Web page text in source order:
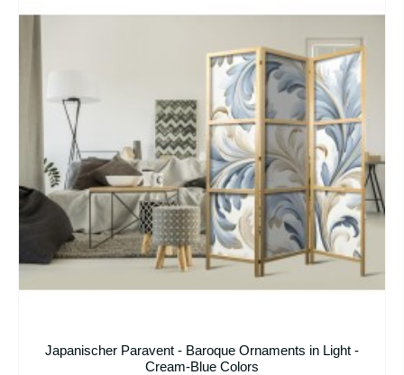
Japanischer Paravent - Baroque Ornaments in Light -
Cream-Blue Colors